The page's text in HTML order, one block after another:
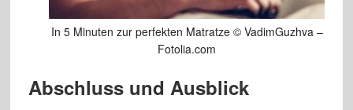
In 5 Minuten zur perfekten Matratze © VadimGuzhva –
Fotolia.com
Abschluss und Ausblick